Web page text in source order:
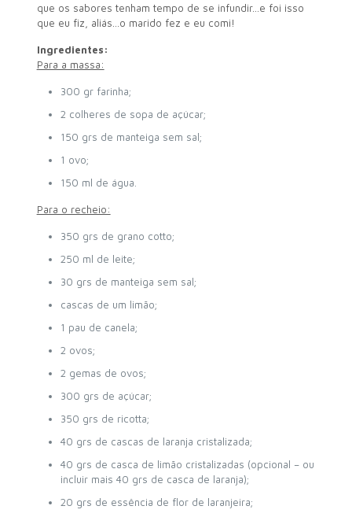
que os sabores tenham tempo de se infundir…e foi isso
que eu fiz, aliás…o marido fez e eu comi!
Ingredientes:
Para a massa:
300 gr farinha;
2 colheres de sopa de açúcar;
150 grs de manteiga sem sal;
1 ovo;
150 ml de água.
Para o recheio:
350 grs de grano cotto;
250 ml de leite;
30 grs de manteiga sem sal;
cascas de um limão;
1 pau de canela;
2 ovos;
2 gemas de ovos;
300 grs de açúcar;
350 grs de ricotta;
40 grs de cascas de laranja cristalizada;
40 grs de casca de limão cristalizadas (opcional – ou
incluir mais 40 grs de casca de laranja);
20 grs de essência de flor de laranjeira;